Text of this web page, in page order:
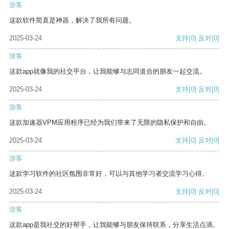
游客
这款软件简直是神器，解决了我所有问题。
2025-03-24 支持[0] 反对[0]
游客
这款app就像我的社交平台，让我能够与志同道合的朋友一起交流。
2025-03-24 支持[0] 反对[0]
游客
这款加速器VPM应用程序已经为我们带来了无限的隐私保护和自由。
2025-03-24 支持[0] 反对[0]
游客
这款学习软件的社区氛围非常好，可以与其他学习者交流学习心得。
2025-03-24 支持[0] 反对[0]
游客
这款app是我社交的好帮手，让我能够与朋友保持联系，分享生活点滴。